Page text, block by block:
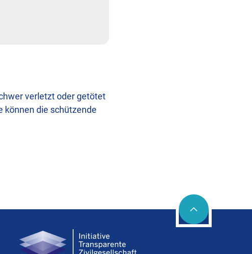
verletzt oder getötet
können die schützende